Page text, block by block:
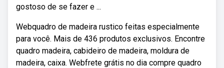
gostoso de se fazer e ...
Webquadro de madeira rustico feitas especialmente
para você. Mais de 436 produtos exclusivos. Encontre
quadro madeira, cabideiro de madeira, moldura de
madeira, caixa. Webfrete grátis no dia compre quadro